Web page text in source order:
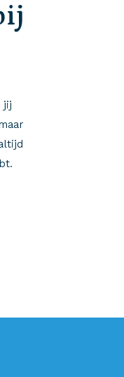
jij